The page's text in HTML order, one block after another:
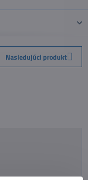
Nasledujúci produkt